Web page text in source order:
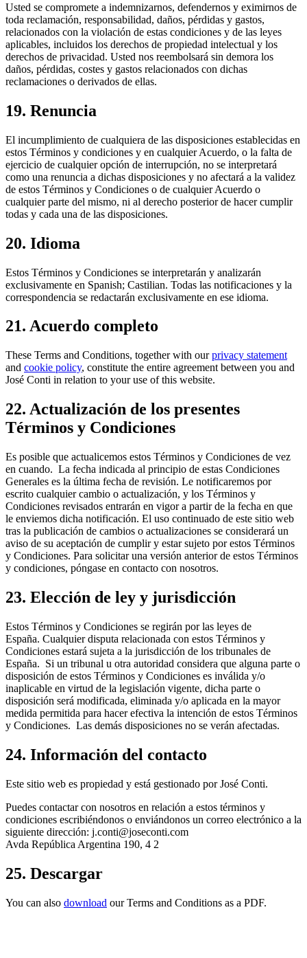
Usted se compromete a indemnizarnos, defendernos y eximirnos de
toda reclamación, responsabilidad, daños, pérdidas y gastos,
relacionados con la violación de estas condiciones y de las leyes
aplicables, incluidos los derechos de propiedad intelectual y los
derechos de privacidad. Usted nos reembolsará sin demora los
daños, pérdidas, costes y gastos relacionados con dichas
reclamaciones o derivados de ellas.
19. Renuncia
El incumplimiento de cualquiera de las disposiciones establecidas en
estos Términos y condiciones y en cualquier Acuerdo, o la falta de
ejercicio de cualquier opción de interrupción, no se interpretará
como una renuncia a dichas disposiciones y no afectará a la validez
de estos Términos y Condiciones o de cualquier Acuerdo o
cualquier parte del mismo, ni al derecho posterior de hacer cumplir
todas y cada una de las disposiciones.
20. Idioma
Estos Términos y Condiciones se interpretarán y analizarán
exclusivamente en Spanish; Castilian. Todas las notificaciones y la
correspondencia se redactarán exclusivamente en ese idioma.
21. Acuerdo completo
These Terms and Conditions, together with ourprivacy statement
and cookie policy, constitute the entire agreement between you and
José Conti in relation to your use of this website.
22. Actualización de los presentes
Términos y Condiciones
Es posible que actualicemos estos Términos y Condiciones de vez
en cuando. La fecha indicada al principio de estas Condiciones
Generales es la última fecha de revisión. Le notificaremos por
escrito cualquier cambio o actualización, y los Términos y
Condiciones revisados entrarán en vigor a partir de la fecha en que
le enviemos dicha notificación. El uso continuado de este sitio web
tras la publicación de cambios o actualizaciones se considerará un
aviso de su aceptación de cumplir y estar sujeto por estos Términos
y Condiciones. Para solicitar una versión anterior de estos Términos
y condiciones, póngase en contacto con nosotros.
23. Elección de ley y jurisdicción
Estos Términos y Condiciones se regirán por las leyes de
España. Cualquier disputa relacionada con estos Términos y
Condiciones estará sujeta a la jurisdicción de los tribunales de
España. Si un tribunal u otra autoridad considera que alguna parte o
disposición de estos Términos y Condiciones es inválida y/o
inaplicable en virtud de la legislación vigente, dicha parte o
disposición será modificada, eliminada y/o aplicada en la mayor
medida permitida para hacer efectiva la intención de estos Términos
y Condiciones. Las demás disposiciones no se verán afectadas.
24. Información del contacto
Este sitio web es propiedad y está gestionado por José Conti.
Puedes contactar con nosotros en relación a estos términos y
condiciones escribiéndonos o enviándonos un correo electrónico a la
siguiente dirección: j.conti@joseconti.com
Avda República Argentina 190, 4 2
25. Descargar
You can also download our Terms and Conditions as a PDF.